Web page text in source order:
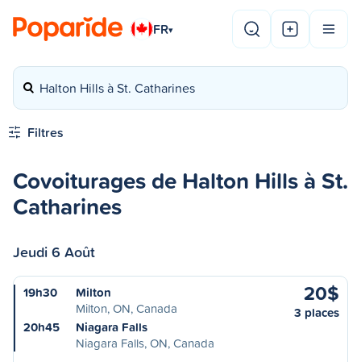
FR▾
Halton Hills à St. Catharines
Filtres
Covoiturages de Halton Hills à St.
Catharines
Jeudi 6 Août
19h30
Milton
Milton, ON, Canada
20h45
Niagara Falls
Niagara Falls, ON, Canada
20$
3 places